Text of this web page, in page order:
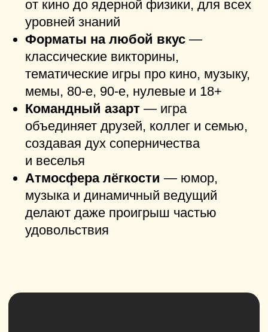
мастерская для уникальных
мероприятий
​ул. Габдуллы Тукая, 115к6